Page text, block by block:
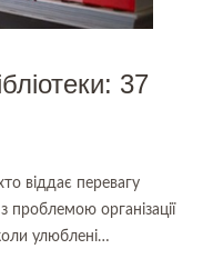
37
віддає перевагу
проблемою організації
улюблені…